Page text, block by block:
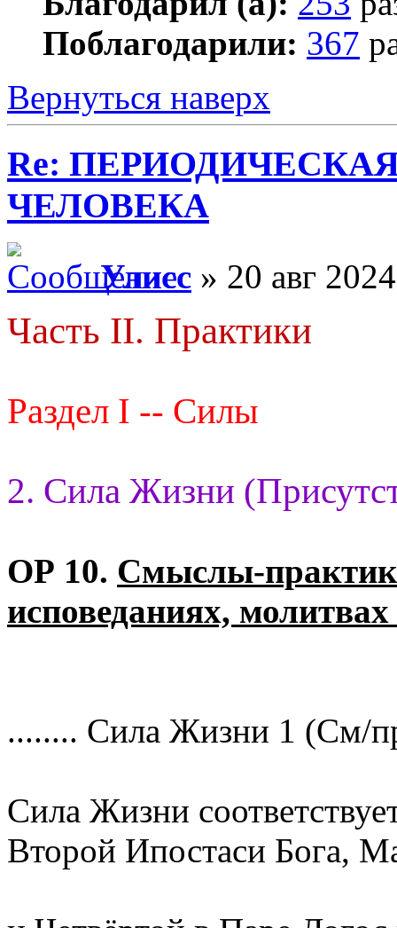
Поблагодарили: 367
Вернуться наверх
Re:
ЧЕЛОВЕКА
Улисс » 20 авг
Часть II. Практики
Раздел I -- Силы
2. Сила Жизни
ОР 10. Смыслы-практик
исповеданиях,
........ Сила Жизни 1 (См/
Сила Жизни
Второй Ипостаси Бога,